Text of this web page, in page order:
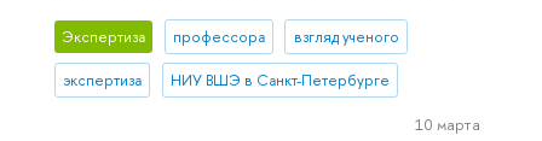
Экспертиза профессора взгляд ученого
экспертиза НИУ ВШЭ в Санкт-Петербурге
10 марта